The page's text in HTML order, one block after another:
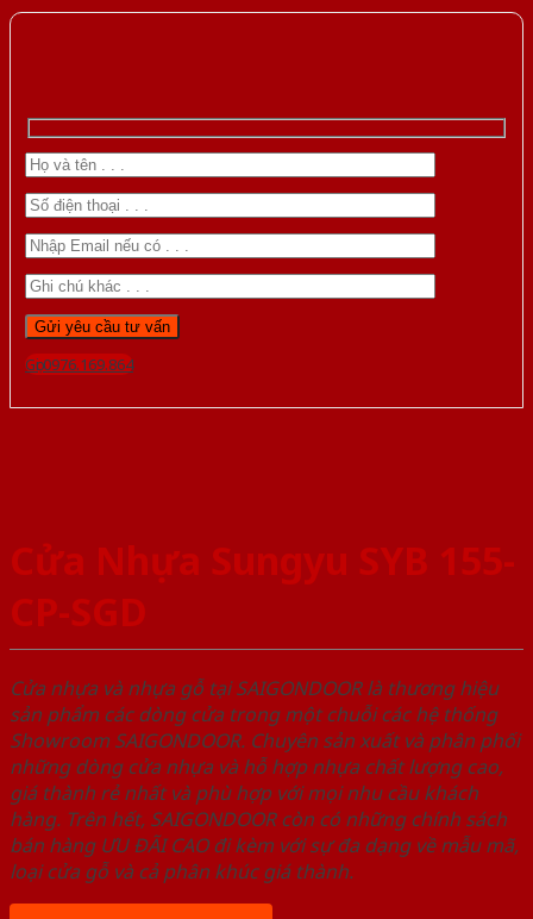
Gọi 0976.169.864
Cửa Nhựa Sungyu SYB 155-
CP-SGD
Cửa nhựa và nhựa gỗ tại SAIGONDOOR là thương hiệu
sản phẩm các dòng cửa trong một chuỗi các hệ thống
Showroom SAIGONDOOR. Chuyên sản xuất và phân phối
những dòng cửa nhựa và hỗ hợp nhựa chất lượng cao,
giá thành rẻ nhất và phù hợp với mọi nhu cầu khách
hàng. Trên hết, SAIGONDOOR còn có những chính sách
bán hàng ƯU ĐÃI CAO đi kèm với sự đa dạng về mẫu mã,
loại cửa gỗ và cả phân khúc giá thành.